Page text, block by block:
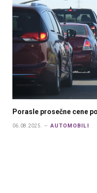
Porasle prosečne cene
06.08.2025. AUTOMOBILI